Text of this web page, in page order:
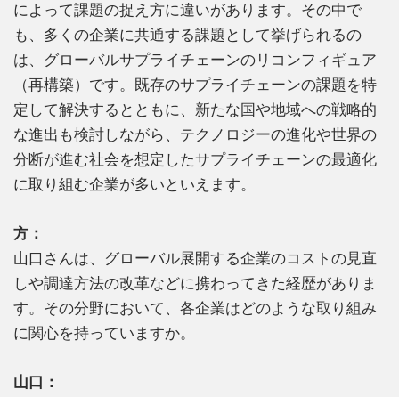
によって課題の捉え方に違いがあります。その中で
も、多くの企業に共通する課題として挙げられるの
は、グローバルサプライチェーンのリコンフィギュア
（再構築）です。既存のサプライチェーンの課題を特
定して解決するとともに、新たな国や地域への戦略的
な進出も検討しながら、テクノロジーの進化や世界の
分断が進む社会を想定したサプライチェーンの最適化
に取り組む企業が多いといえます。
方：
山口さんは、グローバル展開する企業のコストの見直
しや調達方法の改革などに携わってきた経歴がありま
す。その分野において、各企業はどのような取り組み
に関心を持っていますか。
山口：